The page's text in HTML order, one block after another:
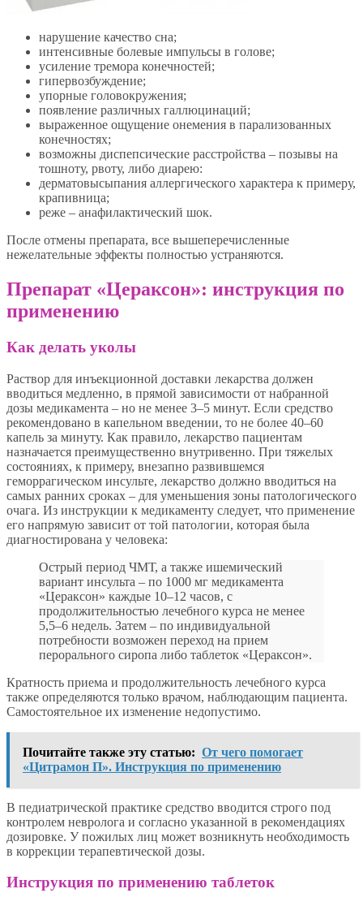
нарушение качество сна;
интенсивные болевые импульсы в голове;
усиление тремора конечностей;
гипервозбуждение;
упорные головокружения;
появление различных галлюцинаций;
выраженное ощущение онемения в парализованных
конечностях;
возможны диспепсические расстройства – позывы на
тошноту, рвоту, либо диарею:
дерматовысыпания аллергического характера к примеру,
крапивница;
реже – анафилактический шок.
После отмены препарата, все вышеперечисленные
нежелательные эффекты полностью устраняются.
Препарат «Цераксон»: инструкция по
применению
Как делать уколы
Раствор для инъекционной доставки лекарства должен
вводиться медленно, в прямой зависимости от набранной
дозы медикамента – но не менее 3–5 минут. Если средство
рекомендовано в капельном введении, то не более 40–60
капель за минуту. Как правило, лекарство пациентам
назначается преимущественно внутривенно. При тяжелых
состояниях, к примеру, внезапно развившемся
геморрагическом инсульте, лекарство должно вводиться на
самых ранних сроках – для уменьшения зоны патологического
очага. Из инструкции к медикаменту следует, что применение
его напрямую зависит от той патологии, которая была
диагностирована у человека:
Острый период ЧМТ, а также ишемический
вариант инсульта – по 1000 мг медикамента
«Цераксон» каждые 10–12 часов, с
продолжительностью лечебного курса не менее
5,5–6 недель. Затем – по индивидуальной
потребности возможен переход на прием
перорального сиропа либо таблеток «Цераксон».
Кратность приема и продолжительность лечебного курса
также определяются только врачом, наблюдающим пациента.
Самостоятельное их изменение недопустимо.
Почитайте также эту статью: От чего помогает
«Цитрамон П». Инструкция по применению
В педиатрической практике средство вводится строго под
контролем невролога и согласно указанной в рекомендациях
дозировке. У пожилых лиц может возникнуть необходимость
в коррекции терапевтической дозы.
Инструкция по применению таблеток